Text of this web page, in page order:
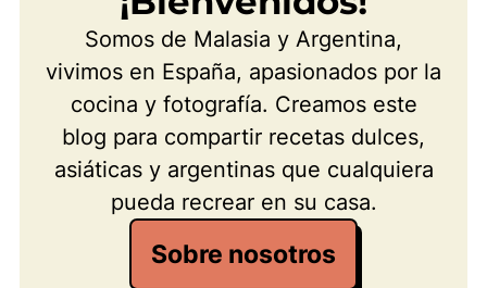
Somos de Malasia y Argentina,
vivimos en España, apasionados por la
cocina y fotografía. Creamos este
blog para compartir recetas dulces,
asiáticas y argentinas que cualquiera
pueda recrear en su casa.
Sobre nosotros